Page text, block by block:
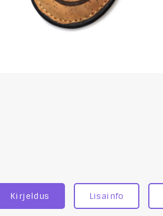
Kirjeldus Lisainfo